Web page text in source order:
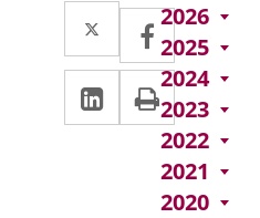
Twitter
Enlace
a
una
aplicación
externa.
Facebook
Enlace
a
una
aplicación
externa.
Linkedin
Enlace
a
aplicación
Print
2026
2025
2024
2023
2022
2021
2020